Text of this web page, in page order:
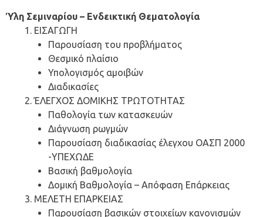
Ύλη Σεμιναρίου – Ενδεικτική Θεματολογία
ΕΙΣΑΓΩΓΗ
Παρουσίαση του προβλήματος
Θεσμικό πλαίσιο
Υπολογισμός αμοιβών
Διαδικασίες
ΈΛΕΓΧΟΣ ΔΟΜΙΚΗΣ ΤΡΩΤΟΤΗΤΑΣ
Παθολογία των κατασκευών
Διάγνωση ρωγμών
Παρουσίαση διαδικασίας έλεγχου ΟΑΣΠ 2000
-ΥΠΕΧΩΔΕ
Βασική βαθμολογία
Δομική Βαθμολογία – Απόφαση Επάρκειας
ΜΕΛΕΤΗ ΕΠΑΡΚΕΙΑΣ
Παρουσίαση βασικών στοιχείων κανονισμών